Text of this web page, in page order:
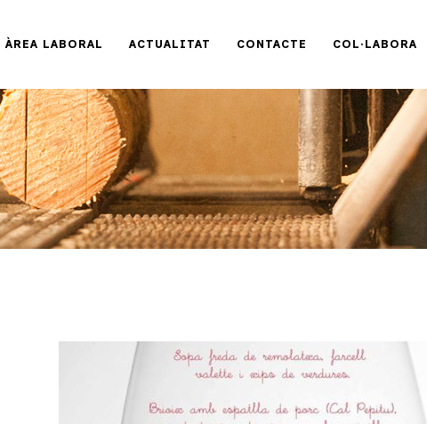
ÀREA LABORAL ACTUALITAT CONTACTE COL·LABORA